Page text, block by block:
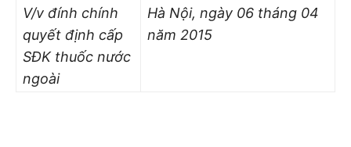
V/v đính chính
quyết định cấp
SĐK thuốc nước
ngoài
Hà Nội, ngày 06 tháng 04
năm 2015